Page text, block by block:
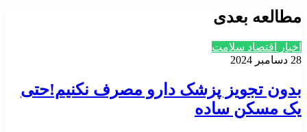
مطالعه بعدی
اخبار اقتصاد سلامت
28 دسامبر 2024
بدون تجویز پزشک دارو مصرف نکنیم!حتی
یک مسکن ساده